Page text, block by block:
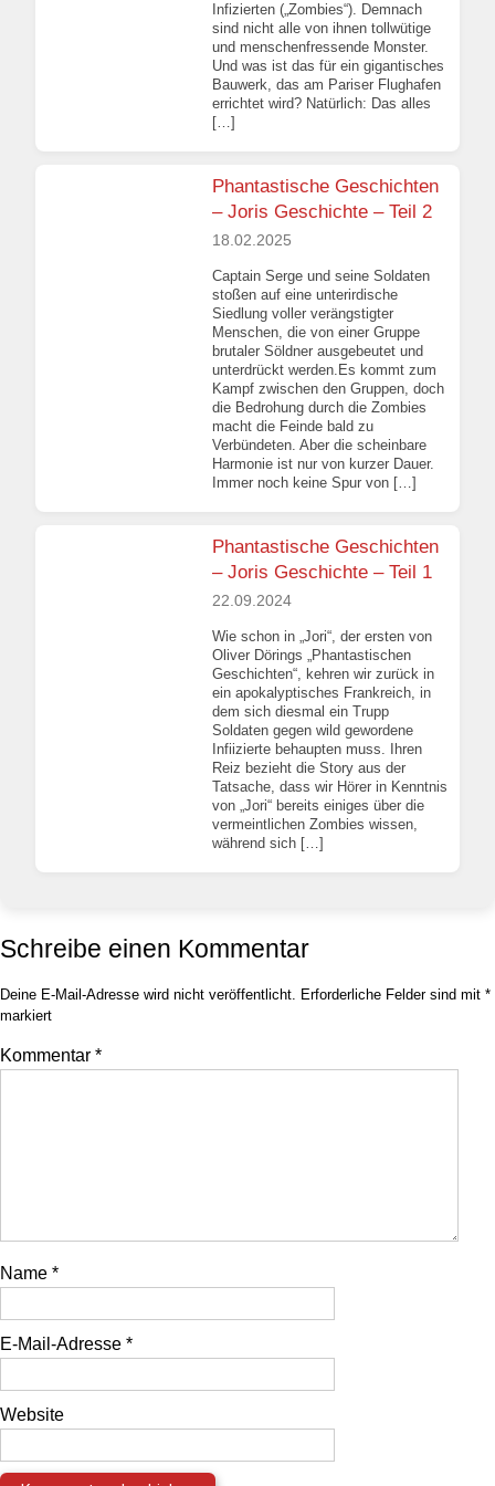
Infizierten („Zombies“). Demnach
sind nicht alle von ihnen tollwütige
und menschenfressende Monster.
Und was ist das für ein gigantisches
Bauwerk, das am Pariser Flughafen
errichtet wird? Natürlich: Das alles
[…]
Phantastische Geschichten
– Joris Geschichte – Teil 2
18.02.2025
Captain Serge und seine Soldaten
stoßen auf eine unterirdische
Siedlung voller verängstigter
Menschen, die von einer Gruppe
brutaler Söldner ausgebeutet und
unterdrückt werden.Es kommt zum
Kampf zwischen den Gruppen, doch
die Bedrohung durch die Zombies
macht die Feinde bald zu
Verbündeten. Aber die scheinbare
Harmonie ist nur von kurzer Dauer.
Immer noch keine Spur von […]
Phantastische Geschichten
– Joris Geschichte – Teil 1
22.09.2024
Wie schon in „Jori“, der ersten von
Oliver Dörings „Phantastischen
Geschichten“, kehren wir zurück in
ein apokalyptisches Frankreich, in
dem sich diesmal ein Trupp
Soldaten gegen wild gewordene
Infiizierte behaupten muss. Ihren
Reiz bezieht die Story aus der
Tatsache, dass wir Hörer in Kenntnis
von „Jori“ bereits einiges über die
vermeintlichen Zombies wissen,
während sich […]
Schreibe einen Kommentar
Deine E-Mail-Adresse wird nicht veröffentlicht. Erforderliche Felder sind mit *
markiert
Kommentar *
Name *
E-Mail-Adresse *
Website